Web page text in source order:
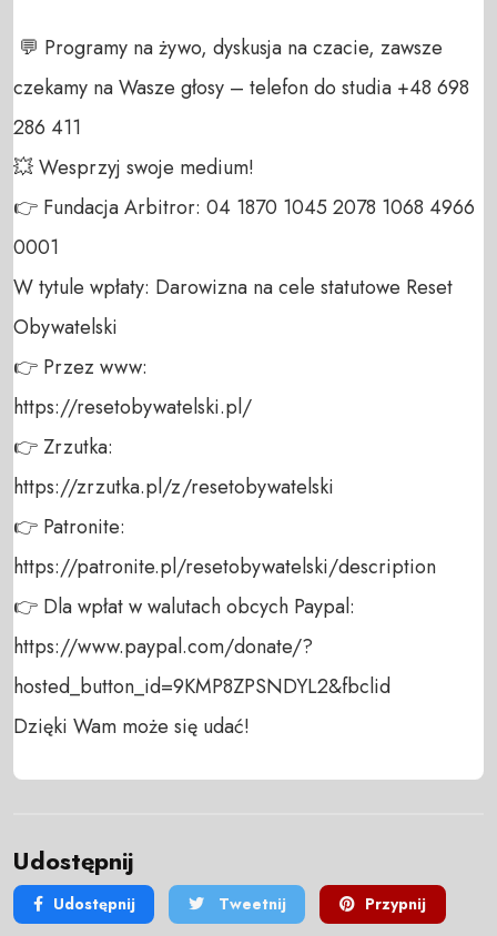
czekamy na Wasze głosy – telefon do studia +48 698
286 411
💥 Wesprzyj swoje medium!
👉 Fundacja Arbitror: 04 1870 1045 2078 1068 4966
0001
W tytule wpłaty: Darowizna na cele statutowe Reset
Obywatelski
👉 Przez www:
https://resetobywatelski.pl/
👉 Zrzutka:
https://zrzutka.pl/z/resetobywatelski
👉 Patronite:
https://patronite.pl/resetobywatelski/description
👉 Dla wpłat w walutach obcych Paypal:
https://www.paypal.com/donate/?
hosted_button_id=9KMP8ZPSNDYL2&fbclid
Dzięki Wam może się udać!
Udostępnij
Udostępnij Tweetnij Przypnij